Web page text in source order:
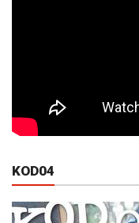
KOD04